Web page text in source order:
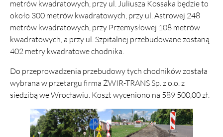
metrów kwadratowych, przy ul. Juliusza Kossaka będzie to
około 300 metrów kwadratowych, przy ul. Astrowej 248
metrów kwadratowych, przy Przemysłowej 108 metrów
kwadratowych, a przy ul. Szpitalnej przebudowane zostaną
402 metry kwadratowe chodnika.
Do przeprowadzenia przebudowy tych chodników została
wybrana w przetargu firma ŻWIR-TRANS Sp. z o.o. z
siedzibą we Wrocławiu. Koszt wyceniono na 589 500,00 zł.